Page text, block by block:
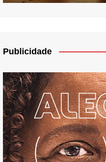
Publicidade